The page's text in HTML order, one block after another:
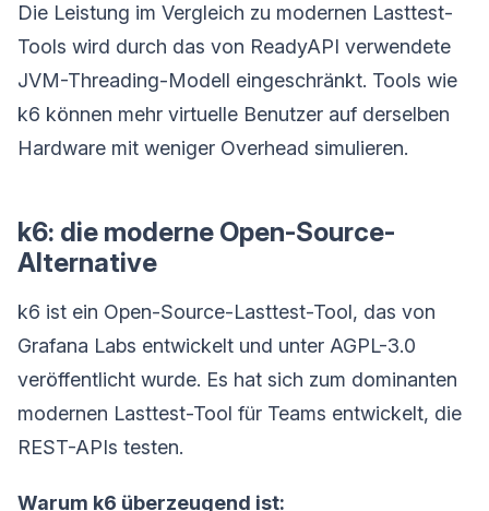
Die Leistung im Vergleich zu modernen Lasttest-
Tools wird durch das von ReadyAPI verwendete
JVM-Threading-Modell eingeschränkt. Tools wie
k6 können mehr virtuelle Benutzer auf derselben
Hardware mit weniger Overhead simulieren.
k6: die moderne Open-Source-
Alternative
k6 ist ein Open-Source-Lasttest-Tool, das von
Grafana Labs entwickelt und unter AGPL-3.0
veröffentlicht wurde. Es hat sich zum dominanten
modernen Lasttest-Tool für Teams entwickelt, die
REST-APIs testen.
Warum k6 überzeugend ist: